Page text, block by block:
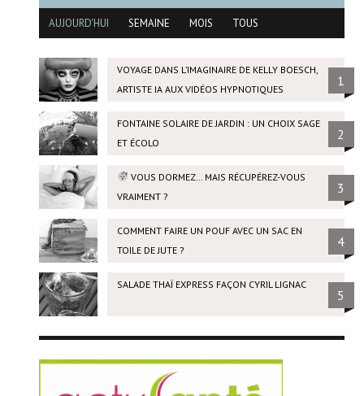
AUJOURD'HUI SEMAINE MOIS TOUS
VOYAGE DANS L’IMAGINAIRE DE KELLY BOESCH,
ARTISTE IA AUX VIDÉOS HYPNOTIQUES
1
FONTAINE SOLAIRE DE JARDIN : UN CHOIX SAGE
ET ÉCOLO
2
VOUS DORMEZ… MAIS RÉCUPÉREZ-VOUS
VRAIMENT ?
3
COMMENT FAIRE UN POUF AVEC UN SAC EN
TOILE DE JUTE ?
4
SALADE THAÏ EXPRESS FAÇON CYRIL LIGNAC
5